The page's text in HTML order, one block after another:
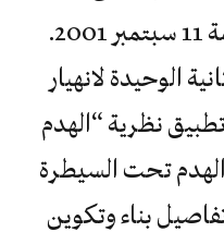
الإطلاق لا قبل ولا بعد جريمة 11 سبتمبر 2001.
الوحيدة لانهيار
نظرية “الهدم
تحت السيطرة
بناء وتكوين